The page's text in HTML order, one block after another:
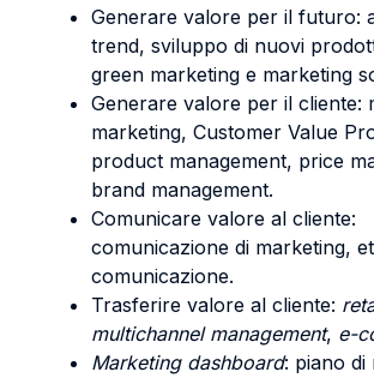
Generare valore per il futuro:
trend, sviluppo di nuovi
green marketing e marketing
Generare valore per il cliente:
marketing, Customer Value
product management, price
brand management.
Comunicare valore al cliente:
comunicazione di marketing,
comunicazione.
Trasferire valore al cliente:
multichannel management, e-
Marketing dashboard: piano di